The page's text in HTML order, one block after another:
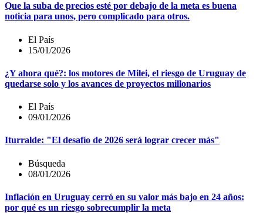
Que la suba de precios esté por debajo de la meta es buena
noticia para unos, pero complicado para otros.
El País
15/01/2026
¿Y ahora qué?: los motores de Milei, el riesgo de Uruguay de
quedarse solo y los avances de proyectos millonarios
El País
09/01/2026
Iturralde: "El desafío de 2026 será lograr crecer más"
Búsqueda
08/01/2026
Inflación en Uruguay cerró en su valor más bajo en 24 años:
por qué es un riesgo sobrecumplir la meta